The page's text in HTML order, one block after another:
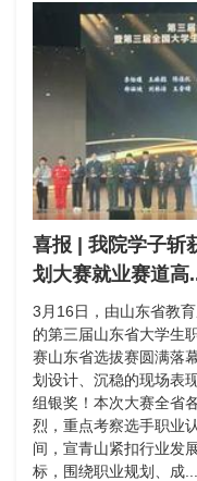
喜报 | 我院学子斩
划大赛就业赛道高
3月16日，由山东省教
的第三届山东省大学生
赛山东省选拔赛圆满落
划设计、沉稳的现场表
组银奖！本次大赛全省
烈，重点考察选手职业
间，宣青山紧扣行业发
标，围绕职业规划、成...